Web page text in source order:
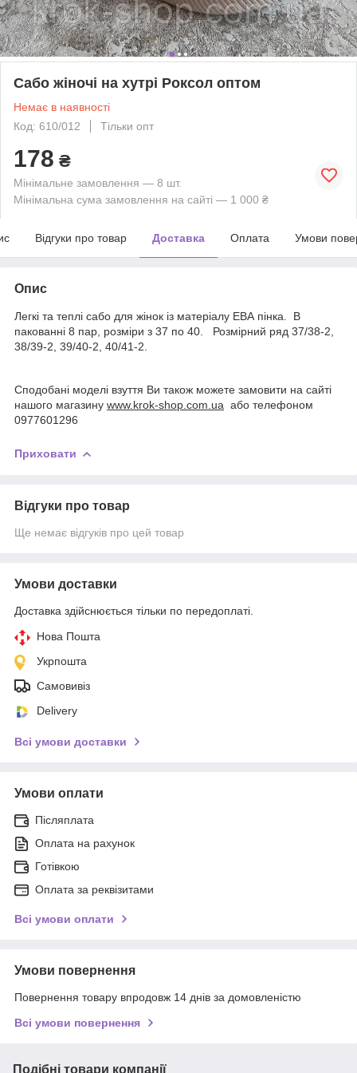
Сабо жіночі на хутрі Роксол оптом
Немає в наявності
Код: 610/012
Тільки опт
178 ₴
Мінімальне замовлення — 8 шт.
Мінімальна сума замовлення на сайті — 1 000 ₴
Відгуки про товар Доставка Оплата Умови
Опис
Легкі та теплі сабо для жінок із матеріалу ЕВА пінка. В
пакованні 8 пар, розміри з 37 по 40. Розмірний ряд 37/38-2,
38/39-2, 39/40-2, 40/41-2.
Сподобані моделі взуття Ви також можете замовити на сайті
нашого магазину www.krok-shop.com.ua або телефоном
0977601296
Приховати
Відгуки про товар
Ще немає відгуків про цей товар
Умови доставки
Доставка здійснюється тільки по передоплаті.
Нова Пошта
Укрпошта
Самовивіз
Delivery
Всі умови доставки
Умови оплати
Післяплата
Оплата на рахунок
Готівкою
Оплата за реквізитами
Всі умови оплати
Умови повернення
Повернення товару впродовж 14 днів за домовленістю
Всі умови повернення
Подібні товари компанії